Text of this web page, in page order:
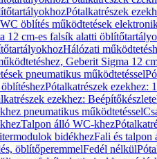
Pótalkatrészek
öblítés működtetések
12 cm-es falsík alatti
Hálózati
Geberit Sigma 12
pneumatikus működtetéssel
Pótalkatrészek ezekhez:
ezekhez:
pneumatikus működtetéssel
Talpon álló WC-khez
bidékhezFali és talpon
öblítőperemmelFedél nélkül